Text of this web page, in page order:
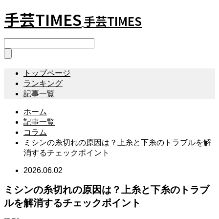
手芸TIMES手芸TIMES
トップページ
ランキング
記事一覧
ホーム
記事一覧
コラム
ミシンの糸切れの原因は？上糸と下糸のトラブルを解
消するチェックポイント
2026.06.02
ミシンの糸切れの原因は？上糸と下糸のトラブ
ルを解消するチェックポイント